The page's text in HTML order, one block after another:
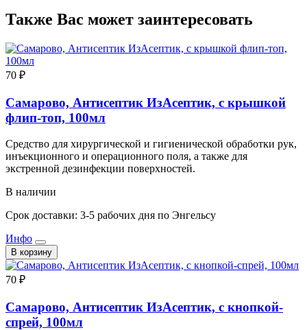
Также Вас может заинтересовать
70 ₽
Самарово, Антисептик ИзАсептик, с крышкой
флип-топ, 100мл
Средство для хирургической и гигиенической обработки рук,
инъекционного и операционного поля, а также для
экстренной дезинфекции поверхностей.
В наличии
Срок доставки: 3-5 рабочих дня по Энгельсу
Инфо
В корзину
70 ₽
Самарово, Антисептик ИзАсептик, с кнопкой-
спрей, 100мл